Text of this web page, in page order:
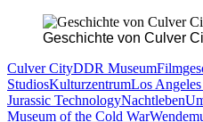
Geschichte von Culver
Culver CityDDR Museum
StudiosKulturzentrumLos
Jurassic TechnologyNachtleben
Museum of the Cold War